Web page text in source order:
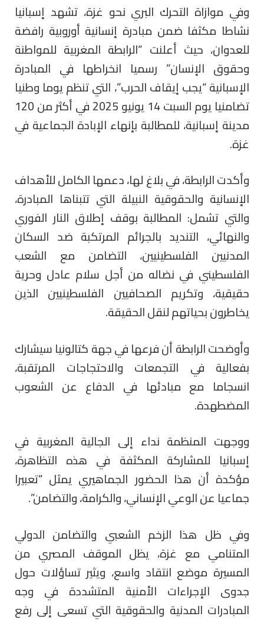
وفي موازاة التحرك البري نحو غزة، تشهد إسبانيا
نشاطا مكثفا ضمن مبادرة إنسانية أوروبية رافضة
للعدوان، حيث أعلنت “الرابطة المغربية للمواطنة
وحقوق الإنسان” رسميا انخراطها في المبادرة
الإسبانية “يجب إيقاف الحرب”، التي تنظم يوما وطنيا
تضامنيا يوم السبت 14 يونيو 2025 في أكثر من 120
مدينة إسبانية، للمطالبة بإنهاء الإبادة الجماعية في
غزة.
وأكدت الرابطة، في بلاغ لها، دعمها الكامل للأهداف
الإنسانية والحقوقية النبيلة التي تتبناها المبادرة،
والتي تشمل: المطالبة بوقف إطلاق النار الفوري
والنهائي، التنديد بالجرائم المرتكبة ضد السكان
المدنيين الفلسطينيين، التضامن مع الشعب
الفلسطيني في نضاله من أجل سلام عادل وحرية
حقيقية، وتكريم الصحافيين الفلسطينيين الذين
يخاطرون بحياتهم لنقل الحقيقة.
وأوضحت الرابطة أن فرعها في جهة كتالونيا سيشارك
بفعالية في التجمعات والاحتجاجات المرتقبة،
انسجاما مع مبادئها في الدفاع عن الشعوب
المضطهدة.
ووجهت المنظمة نداء إلى الجالية المغربية في
إسبانيا للمشاركة المكثفة في هذه التظاهرة،
مؤكدة أن هذا الحضور الجماهيري يمثل “تعبيرا
جماعيا عن الوعي الإنساني، والكرامة، والتضامن”.
وفي ظل هذا الزخم الشعبي والتضامن الدولي
المتنامي مع غزة، يظل الموقف المصري من
المسيرة موضع انتقاد واسع، ويثير تساؤلات حول
جدوى الإجراءات الأمنية المتشددة في وجه
المبادرات المدنية والحقوقية التي تسعى إلى رفع